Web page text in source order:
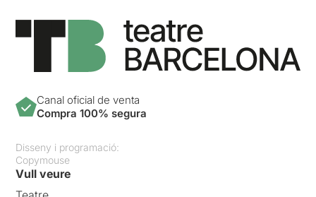
Canal oficial de venta
Compra 100% segura
Disseny i programació:
Copymouse
Vull veure